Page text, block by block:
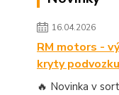
16.04.2026
RM motors -
kryty podvozku
🔥 Novinka v